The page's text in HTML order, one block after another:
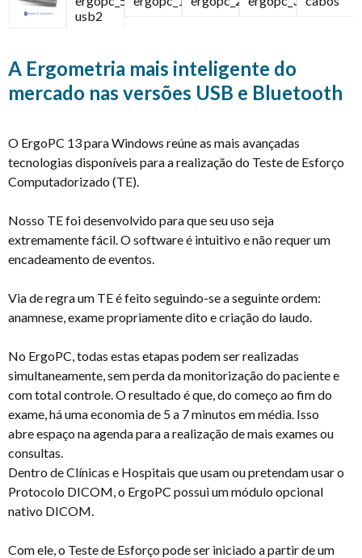
A Ergometria mais inteligente do
mercado nas versões USB e Bluetooth
O ErgoPC 13 para Windows reúne as mais avançadas
tecnologias disponíveis para a realização do Teste de Esforço
Computadorizado (TE).
Nosso TE foi desenvolvido para que seu uso seja
extremamente fácil. O software é intuitivo e não requer um
encadeamento de eventos.
Via de regra um TE é feito seguindo-se a seguinte ordem:
anamnese, exame propriamente dito e criação do laudo.
No ErgoPC, todas estas etapas podem ser realizadas
simultaneamente, sem perda da monitorização do paciente e
com total controle. O resultado é que, do começo ao fim do
exame, há uma economia de 5 a 7 minutos em média. Isso
abre espaço na agenda para a realização de mais exames ou
consultas.
Dentro de Clínicas e Hospitais que usam ou pretendam usar o
Protocolo DICOM, o ErgoPC possui um módulo opcional
nativo DICOM.
Com ele, o Teste de Esforço pode ser iniciado a partir de um